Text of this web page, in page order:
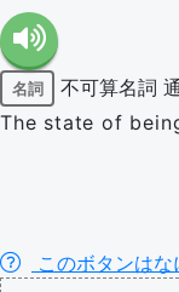
名詞 不可算名詞
The state of
このボタンはな